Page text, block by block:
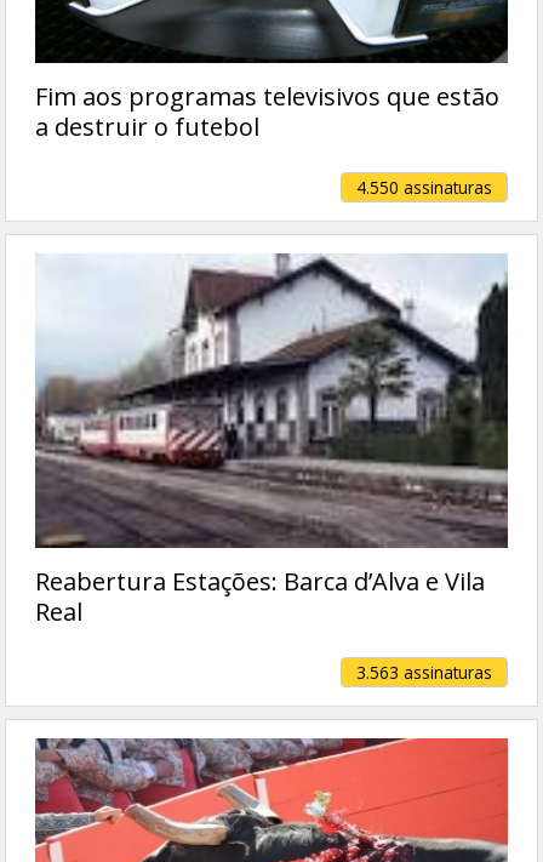
Fim aos programas televisivos que estão
a destruir o futebol
4.550 assinaturas
Reabertura Estações: Barca d’Alva e Vila
Real
3.563 assinaturas